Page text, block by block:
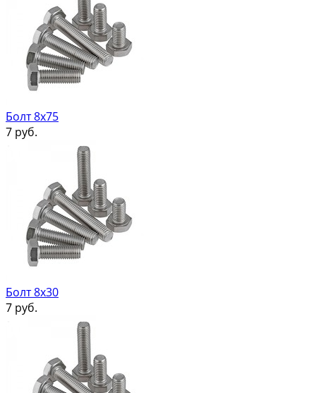
Болт 8х75
7 руб.
Болт 8х30
7 руб.